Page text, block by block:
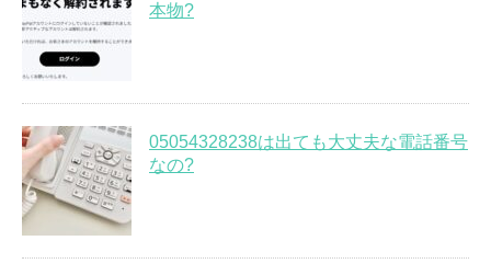
本物?
05054328238は出ても大丈夫な電話番号
なの?